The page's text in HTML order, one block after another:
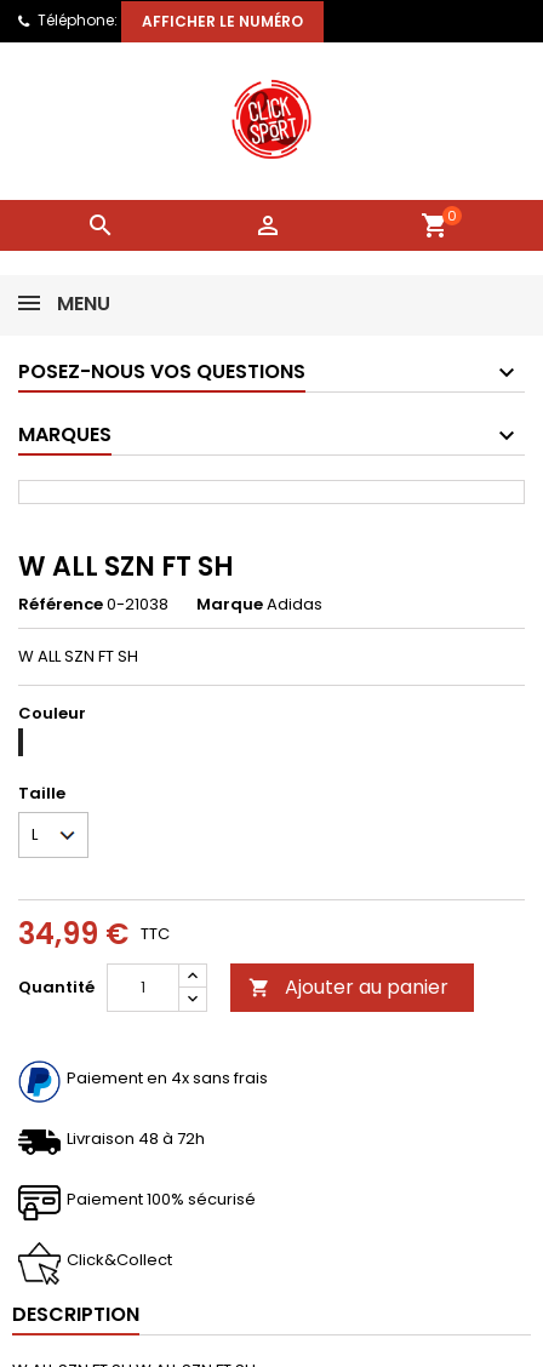
Téléphone: AFFICHER LE NUMÉRO
  shopping_cart0
MENU
POSEZ-NOUS VOS QUESTIONS
MARQUES
W ALL SZN FT SH
Référence0-21038 MarqueAdidas
W ALL SZN FT SH
Couleur
Taille
34,99 € TTC
Quantité  Ajouter au panier
Paiement en 4x sans frais
Livraison 48 à 72h
Paiement 100% sécurisé
Click&Collect
DESCRIPTION